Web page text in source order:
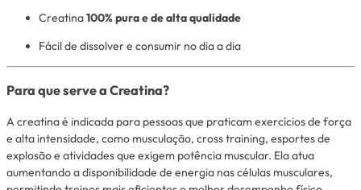
Creatina100% pura e de alta qualidade
Fácil de dissolver e consumir no dia a dia
Para que serve a Creatina?
A creatina é indicada para pessoas que praticam exercícios de força
e alta intensidade, como musculação, cross training, esportes de
explosão e atividades que exigem potência muscular. Ela atua
aumentando a disponibilidade de energia nas células musculares,